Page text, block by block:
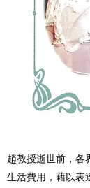
趙教授逝世前，各
生活費用，藉以表